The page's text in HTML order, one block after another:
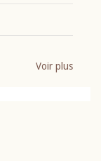
Voir plus